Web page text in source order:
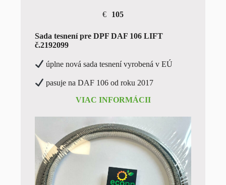
105
€
Sada tesnení pre DPF DAF 106 LIFT
č.2192099
úplne nová sada tesnení vyrobená v EÚ
pasuje na DAF 106 od roku 2017
VIAC INFORMÁCII